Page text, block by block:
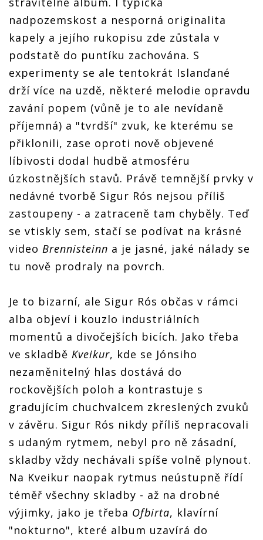
nadpozemskost a nesporná originalita
kapely a jejího rukopisu zde zůstala v
podstatě do puntíku zachována. S
experimenty se ale tentokrát Islanďané
drží více na uzdě, některé melodie opravdu
zavání popem (vůně je to ale nevídaně
příjemná) a "tvrdší" zvuk, ke kterému se
přiklonili, zase oproti nově objevené
líbivosti dodal hudbě atmosféru
úzkostnějších stavů. Právě temnější prvky v
nedávné tvorbě Sigur Rós nejsou příliš
zastoupeny - a zatraceně tam chyběly. Teď
se vtiskly sem, stačí se podívat na krásné
video Brennisteinn a je jasné, jaké nálady se
tu nově prodraly na povrch.
Je to bizarní, ale Sigur Rós občas v rámci
alba objeví i kouzlo industriálních
momentů a divočejších bicích. Jako třeba
ve skladbě Kveikur, kde se Jónsiho
nezaměnitelný hlas dostává do
rockovějších poloh a kontrastuje s
gradujícím chuchvalcem zkreslených zvuků
v závěru. Sigur Rós nikdy příliš nepracovali
s udaným rytmem, nebyl pro ně zásadní,
skladby vždy nechávali spíše volně plynout.
Na Kveikur naopak rytmus neústupně řídí
téměř všechny skladby - až na drobné
výjimky, jako je třeba Ofbirta, klavírní
"nokturno", které album uzavírá do